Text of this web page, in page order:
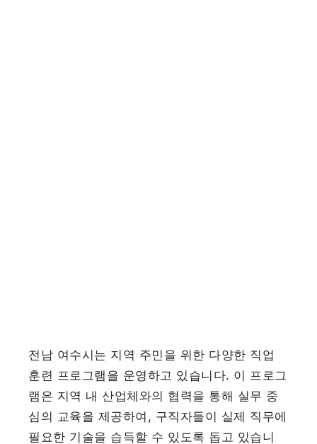
전남 여수시는 지역 주민을 위한 다양한 직업
훈련 프로그램을 운영하고 있습니다. 이 프로그
램은 지역 내 산업체와의 협력을 통해 실무 중
심의 교육을 제공하여, 구직자들이 실제 직무에
필요한 기술을 습득할 수 있도록 돕고 있습니